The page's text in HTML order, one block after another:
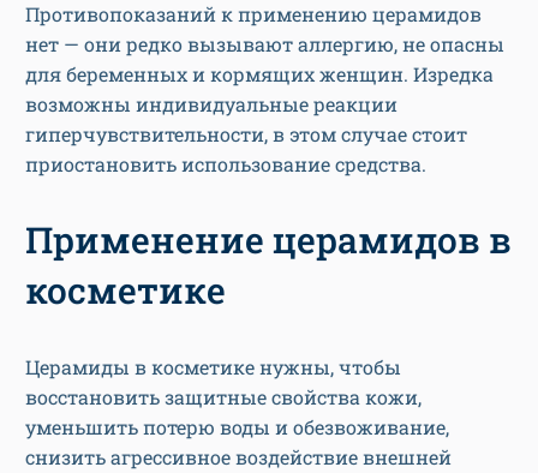
Противопоказаний к применению церамидов
нет — они редко вызывают аллергию, не опасны
для беременных и кормящих женщин. Изредка
возможны индивидуальные реакции
гиперчувствительности, в этом случае стоит
приостановить использование средства.
Применение церамидов в
косметике
Церамиды в косметике нужны, чтобы
восстановить защитные свойства кожи,
уменьшить потерю воды и обезвоживание,
снизить агрессивное воздействие внешней